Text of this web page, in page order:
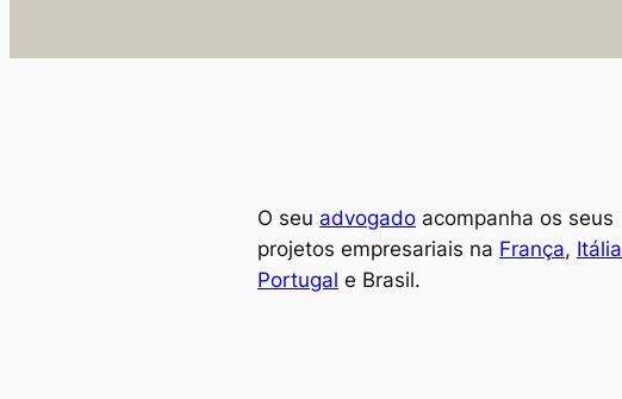
O seu advogado acompanha os seus
projetos empresariais na França, Itália
Portugal e Brasil.